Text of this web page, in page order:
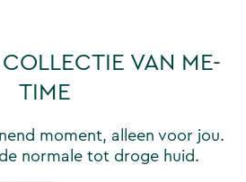
VAN ME-
TIME
moment, alleen voor jou.
normale tot droge huid.